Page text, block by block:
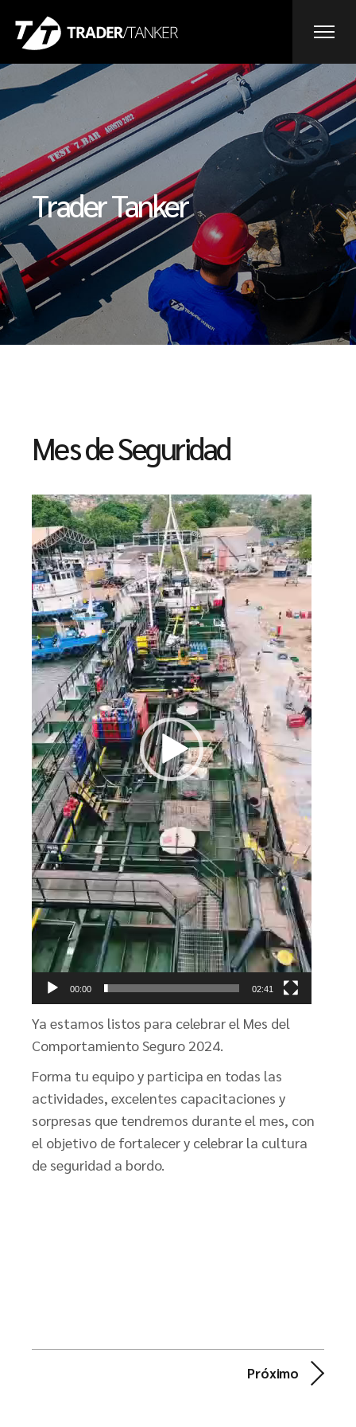
contenido
Trader Tanker
Mes de Seguridad
Reproductor
de
vídeo
00:00 02:41
Ya estamos listos para celebrar el Mes del
Comportamiento Seguro 2024.
Forma tu equipo y participa en todas las
actividades, excelentes capacitaciones y
sorpresas que tendremos durante el mes, con
el objetivo de fortalecer y celebrar la cultura
de seguridad a bordo.
Próximo